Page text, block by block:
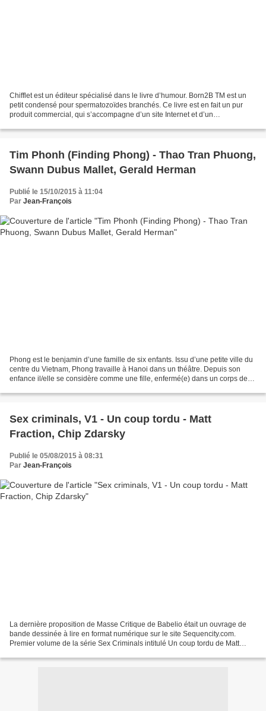
Chifflet est un éditeur spécialisé dans le livre d’humour. Born2B TM est un
petit condensé pour spermatozoïdes branchés. Ce livre est en fait un pur
produit commercial, qui s’accompagne d’un site Internet et d’un
Tim Phonh (Finding Phong) - Thao Tran Phuong,
Swann Dubus Mallet, Gerald Herman
Publié le 15/10/2015 à 11:04
Par Jean-François
Phong est le benjamin d’une famille de six enfants. Issu d’une petite ville du
centre du Vietnam, Phong travaille à Hanoi dans un théâtre. Depuis son
enfance il/elle se considère comme une fille, enfermé(e) dans un corps de
Sex criminals, V1 - Un coup tordu - Matt
Fraction, Chip Zdarsky
Publié le 05/08/2015 à 08:31
Par Jean-François
La dernière proposition de Masse Critique de Babelio était un ouvrage de
bande dessinée à lire en format numérique sur le site Sequencity.com.
Premier volume de la série Sex Criminals intitulé Un coup tordu de Matt